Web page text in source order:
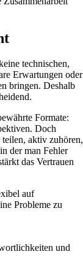
technischen,
Erwartungen oder
bringen. Deshalb
Formate:
Doch
aktiv zuhören,
der man Fehler
das Vertrauen
auf
Probleme zu
und